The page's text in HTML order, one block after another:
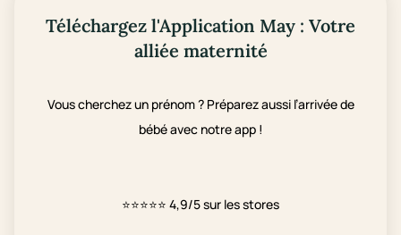
Téléchargez l'Application May : Votre
alliée maternité
Vous cherchez un prénom ? Préparez aussi l’arrivée de
bébé avec notre app !
⭐⭐⭐⭐⭐ 4,9/5 sur les stores